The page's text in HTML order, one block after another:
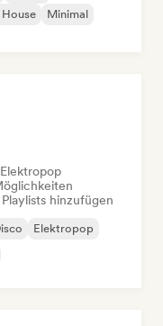
Minimal
Elektropop
hinzufügen
Elektropop